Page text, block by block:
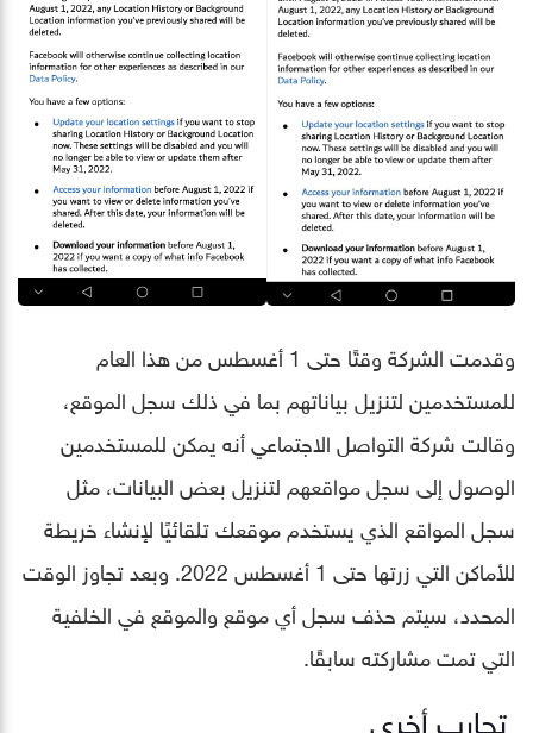
وقدمت الشركة وقتًا حتى 1 أغسطس من هذا العام
للمستخدمين لتنزيل بياناتهم بما في ذلك سجل الموقع،
وقالت شركة التواصل الاجتماعي أنه يمكن للمستخدمين
الوصول إلى سجل مواقعهم لتنزيل بعض البيانات، مثل
سجل المواقع الذي يستخدم موقعك تلقائيًا لإنشاء خريطة
للأماكن التي زرتها حتى 1 أغسطس 2022. وبعد تجاوز الوقت
المحدد، سيتم حذف سجل أي موقع والموقع في الخلفية
التي تمت مشاركته سابقًا.
تجارب أخرى